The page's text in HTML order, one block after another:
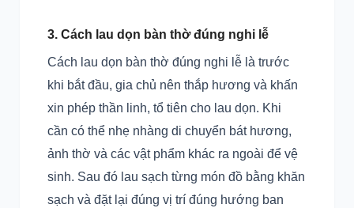
3. Cách lau dọn bàn thờ đúng nghi lễ
Cách lau dọn bàn thờ đúng nghi lễ là trước
khi bắt đầu, gia chủ nên thắp hương và khấn
xin phép thần linh, tổ tiên cho lau dọn. Khi
cần có thể nhẹ nhàng di chuyển bát hương,
ảnh thờ và các vật phẩm khác ra ngoài để vệ
sinh. Sau đó lau sạch từng món đồ bằng khăn
sạch và đặt lại đúng vị trí đúng hướng ban